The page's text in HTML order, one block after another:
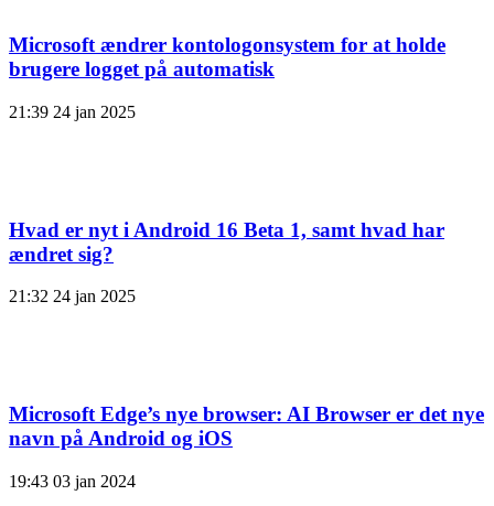
Microsoft ændrer kontologonsystem for at holde
brugere logget på automatisk
21:39 24 jan 2025
Hvad er nyt i Android 16 Beta 1, samt hvad har
ændret sig?
21:32 24 jan 2025
Microsoft Edge’s nye browser: AI Browser er det nye
navn på Android og iOS
19:43 03 jan 2024